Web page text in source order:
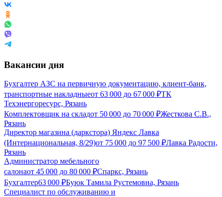
Вакансии дня
Бухгалтер АЗС на первичную документацию, клиент-банк,
транспортные накладныеот 63 000 до 67 000 ₽ТК
Техэнергоресурс, Рязань
Комплектовщик на складот 50 000 до 70 000 ₽Жесткова С.В.,
Рязань
Директор магазина (даркстора) Яндекс Лавка
(Интернациональная, 8/29)от 75 000 до 97 500 ₽Лавка Радости,
Рязань
Администратор мебельного
салонаот 45 000 до 80 000 ₽Спаркс, Рязань
Бухгалтер63 000 ₽Буюк Тамила Рустемовна, Рязань
Специалист по обслуживанию и